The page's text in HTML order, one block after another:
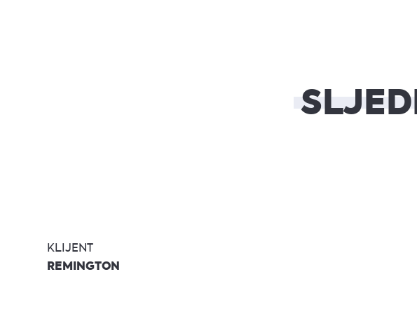
KLIJENT
REMINGTON